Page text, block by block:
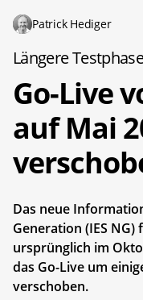
Patrick Hediger
Längere
Go-Live
auf Mai
Das neue
Generation (IES
ursprünglich im
das Go-Live um
verschoben.